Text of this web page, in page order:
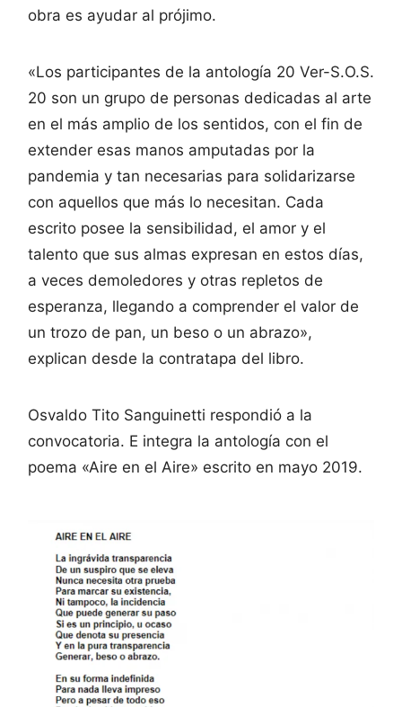
obra es ayudar al prójimo.
«Los participantes de la antología 20 Ver-S.O.S.
20 son un grupo de personas dedicadas al arte
en el más amplio de los sentidos, con el fin de
extender esas manos amputadas por la
pandemia y tan necesarias para solidarizarse
con aquellos que más lo necesitan. Cada
escrito posee la sensibilidad, el amor y el
talento que sus almas expresan en estos días,
a veces demoledores y otras repletos de
esperanza, llegando a comprender el valor de
un trozo de pan, un beso o un abrazo»,
explican desde la contratapa del libro.
Osvaldo Tito Sanguinetti respondió a la
convocatoria. E integra la antología con el
poema «Aire en el Aire» escrito en mayo 2019.